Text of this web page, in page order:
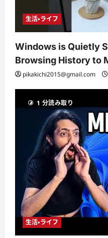
生活・ライフ
Windows is Quietly
Browsing History to
pikakichi2015@gmail.com
1 分読み取り
生活・ライフ